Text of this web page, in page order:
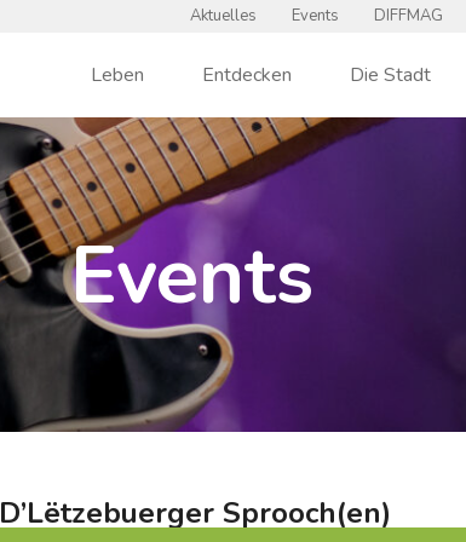
Aktuelles Events DIFFMAG
Leben Entdecken Die Stadt
Events
D’Lëtzebuerger Sprooch(en)